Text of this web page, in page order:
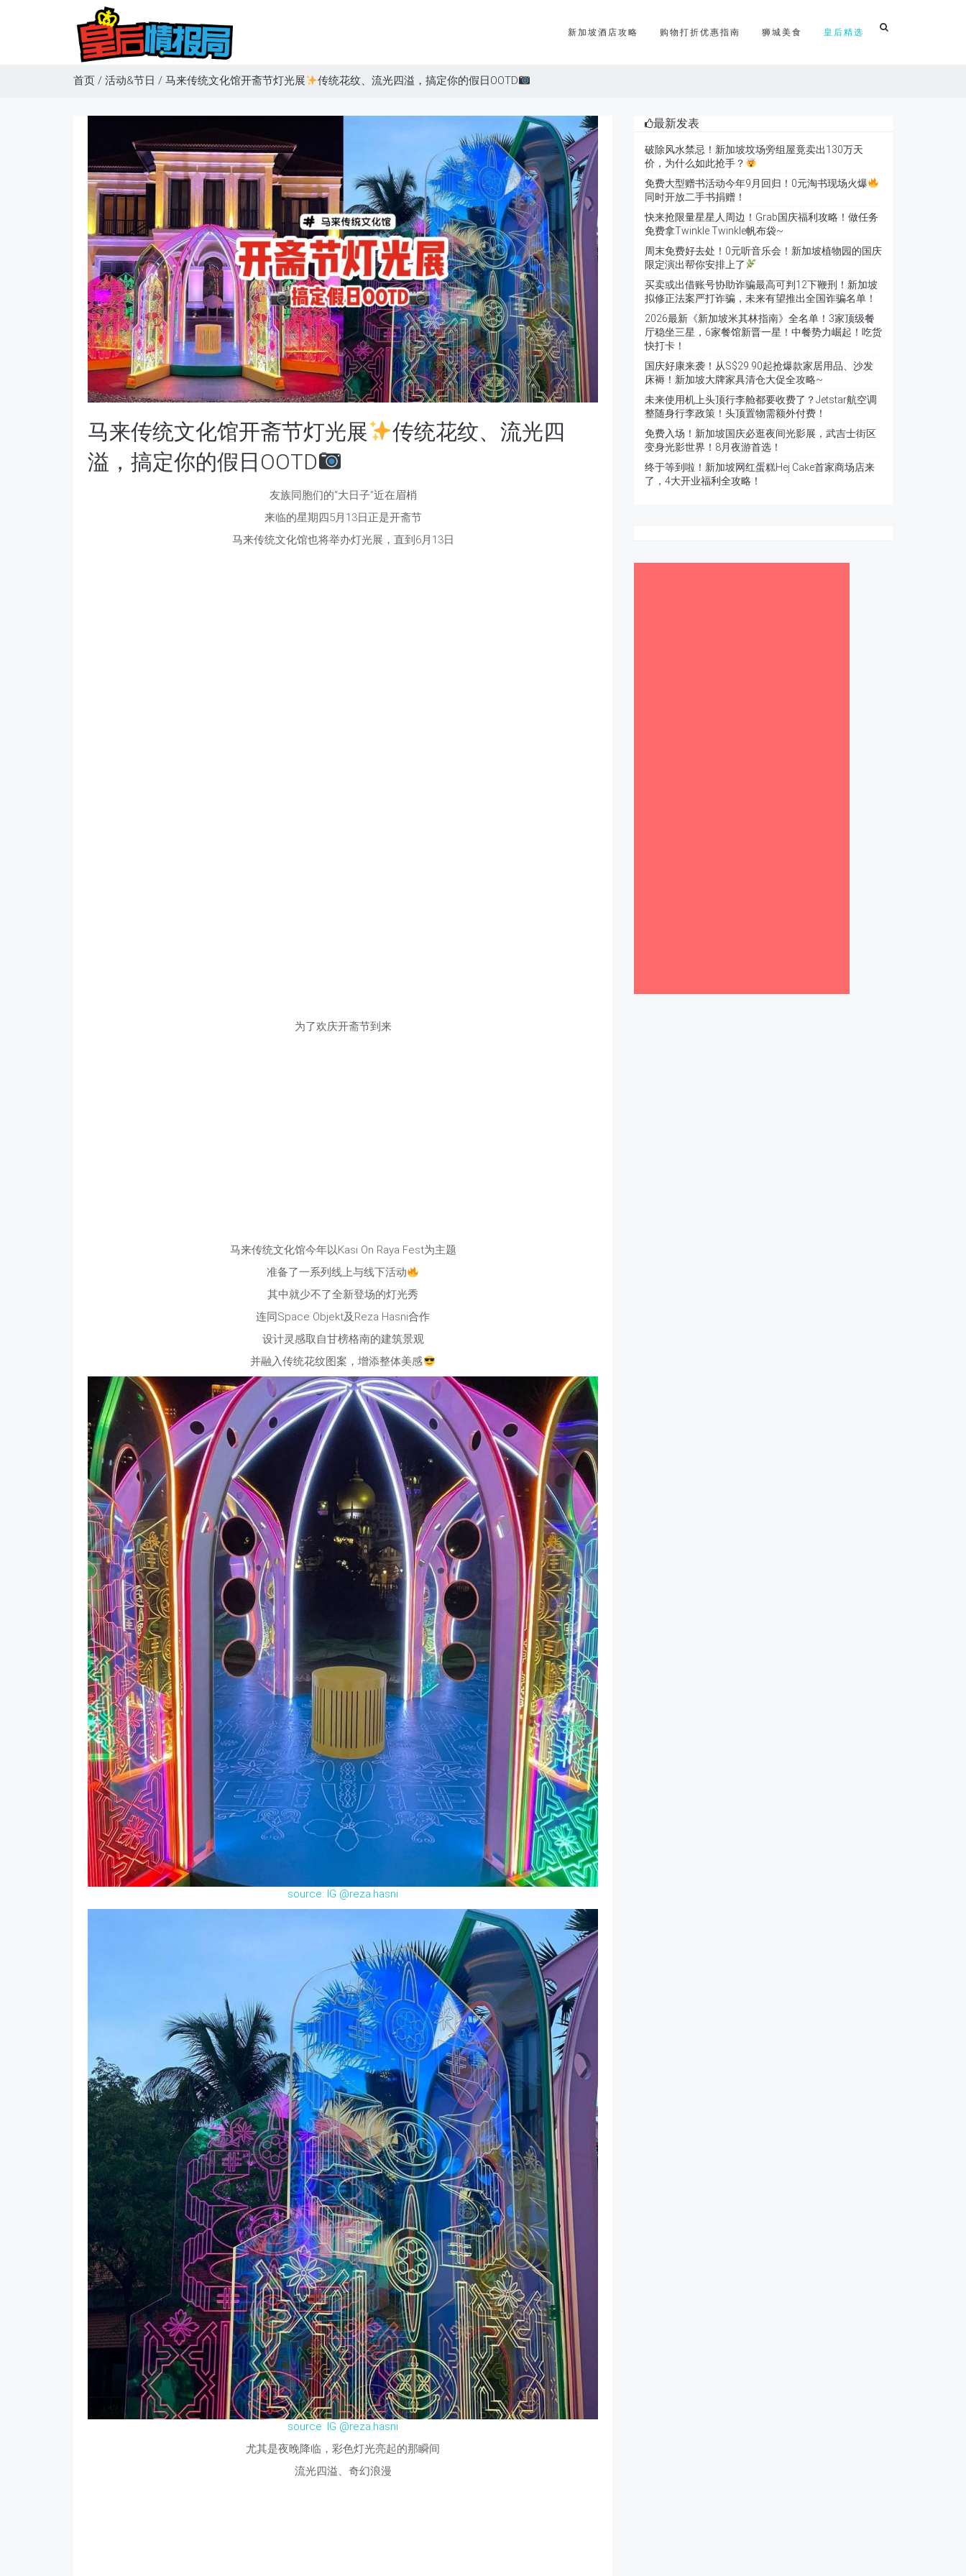
新加坡酒店攻略 购物打折优惠指南 狮城美食 皇后精选
首页 / 活动&节日 / 马来传统文化馆开斋节灯光展 传统花纹、流光四溢，搞定你的假日OOTD
马来传统文化馆开斋节灯光展
传统花纹、流光四
溢，搞定你的假日OOTD
友族同胞们的“大日子”近在眉梢
来临的星期四5月13日正是开斋节
马来传统文化馆也将举办灯光展，直到6月13日
为了欢庆开斋节到来
马来传统文化馆今年以Kasi On Raya Fest为主题
准备了一系列线上与线下活动
其中就少不了全新登场的灯光秀
连同Space Objekt及Reza Hasni合作
设计灵感取自甘榜格南的建筑景观
并融入传统花纹图案，增添整体美感
source: IG @reza.hasni
source: IG @reza.hasni
尤其是夜晚降临，彩色灯光亮起的那瞬间
流光四溢、奇幻浪漫
最新发表
破除风水禁忌！新加坡坟场旁组屋竟卖出130万天
价，为什么如此抢手？
免费大型赠书活动今年9月回归！0元淘书现场火爆
同时开放二手书捐赠！
快来抢限量星星人周边！Grab国庆福利攻略！做任务
免费拿Twinkle Twinkle帆布袋~
周末免费好去处！0元听音乐会！新加坡植物园的国庆
限定演出帮你安排上了
买卖或出借账号协助诈骗最高可判12下鞭刑！新加坡
拟修正法案严打诈骗，未来有望推出全国诈骗名单！
2026最新《新加坡米其林指南》全名单！3家顶级餐
厅稳坐三星，6家餐馆新晋一星！中餐势力崛起！吃货
快打卡！
国庆好康来袭！从S$29.90起抢爆款家居用品、沙发
床褥！新加坡大牌家具清仓大促全攻略~
未来使用机上头顶行李舱都要收费了？Jetstar航空调
整随身行李政策！头顶置物需额外付费！
免费入场！新加坡国庆必逛夜间光影展，武吉士街区
变身光影世界！8月夜游首选！
终于等到啦！新加坡网红蛋糕Hej Cake首家商场店来
了，4大开业福利全攻略！